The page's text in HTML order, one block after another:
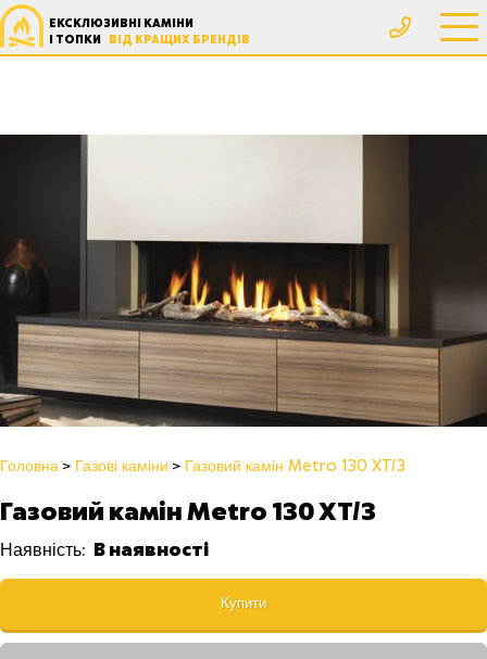
ЕКСКЛЮЗИВНІ КАМІНИ
І ТОПКИ ВІД КРАЩИХ БРЕНДІВ
Головна Газові каміни Газовий камін Metro 130 XT/3
Газовий камін Metro 130 XT/3
Наявність: В наявності
Купити